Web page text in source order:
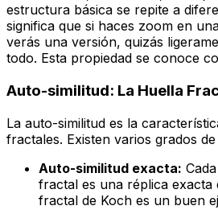
estructura básica se repite a
significa que si haces zoom en
verás una versión, quizás
todo. Esta propiedad se conoce
Auto-similitud: La Huella
La auto-similitud es la
fractales. Existen varios grados
Auto-similitud exacta:
fractal es una réplica exacta
fractal de Koch es un buen